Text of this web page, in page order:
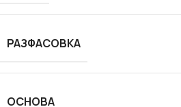
РАЗФАСОВКА
ОСНОВА